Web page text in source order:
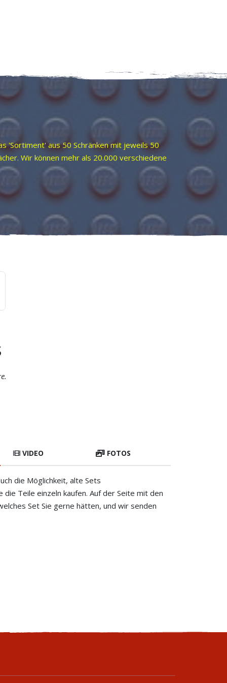
'Sortiment' aus 50 Schränken mit jeweils 50
Wir können mehr als 20.000 verschiedene
VIDEO FOTOS
die Möglichkeit, alte Sets
die Teile einzeln kaufen. Auf der Seite mit den
Set Sie gerne hätten, und wir senden